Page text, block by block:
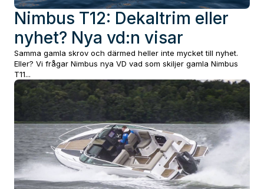
Nimbus T12: Dekaltrim eller
nyhet? Nya vd:n visar
Samma gamla skrov och därmed heller inte mycket till nyhet.
Eller? Vi frågar Nimbus nya VD vad som skiljer gamla Nimbus
T11...